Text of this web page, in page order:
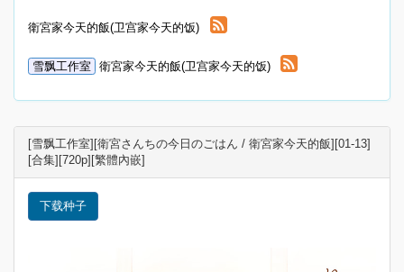
衛宮家今天的飯(卫宫家今天的饭)
雪飘工作室 衛宮家今天的飯(卫宫家今天的饭)
[雪飘工作室][衛宮さんちの今日のごはん / 衛宮家今天的飯][01-13]
[合集][720p][繁體內嵌]
下载种子